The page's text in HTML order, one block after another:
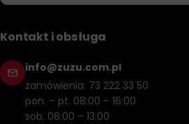
Kontakt i obsługa
info@zuzu.com.pl
zamówienia: 73 222 33 50
pon. – pt. 08:00 – 16:00
sob. 08:00 – 13:00